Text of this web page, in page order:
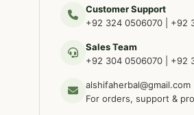
Customer Support
+92 324 0506070
+92
Sales Team
+92 304 0506070
+92
alshifaherbal@gmail.com
For orders, support &